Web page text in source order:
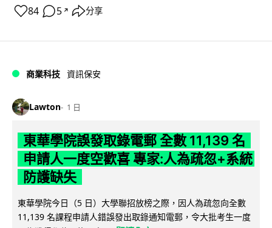
84 5 ↗ 分享
商業科技 資訊保安
Lawton 1 日
東華學院誤發取錄電郵 全數 11,139 名
申請人一度空歡喜 專家:人為疏忽+系統
防護缺失
東華學院今日（5 日）大學聯招放榜之際，因人為疏忽向全數
11,139 名課程申請人錯誤發出取錄通知電郵，令大批考生一度